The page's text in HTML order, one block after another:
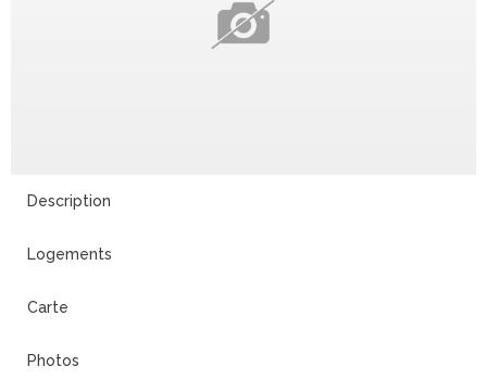
Description
Logements
Carte
Photos